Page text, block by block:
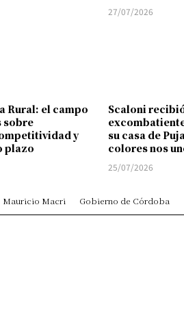
27/07/2026
Rural: el campo
sobre
y
plazo
Scaloni
su casa de
colores nos
25/07/2026
Mauricio Macri Gobierno de Córdoba